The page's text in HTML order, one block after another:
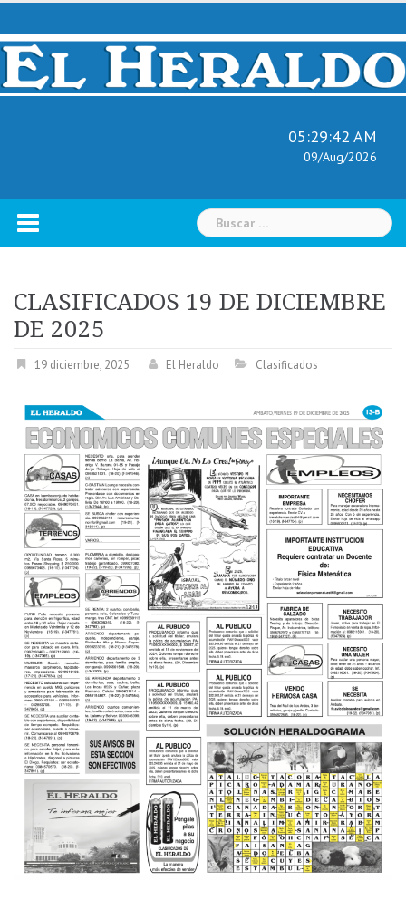
Skip
content
05:29:43 AM
09/Aug/2026
Buscar:
CLASIFICADOS 19 DE DICIEMBRE
DE 2025
19 diciembre, 2025 El Heraldo Clasificados